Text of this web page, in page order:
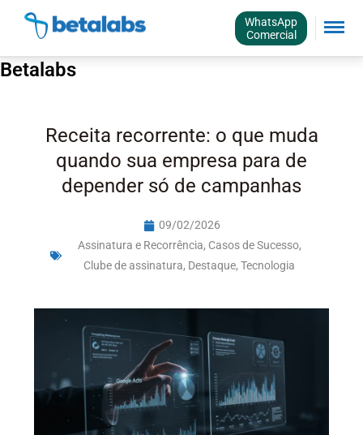
WhatsApp
Comercial
Betalabs
Receita recorrente: o que muda
quando sua empresa para de
depender só de campanhas
09/02/2026
Assinatura e Recorrência, Casos de Sucesso,
Clube de assinatura, Destaque, Tecnologia